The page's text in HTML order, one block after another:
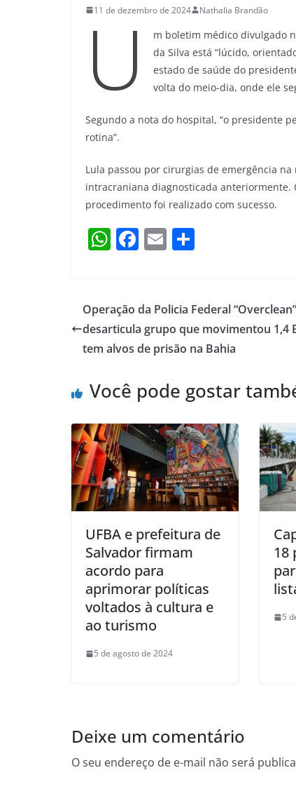
11 de dezembro de 2024 Nathalia Brandão
U
m boletim médico divulgado
da Silva está “lúcido,
estado de saúde do
volta do meio-dia, onde ele
Segundo a nota do hospital, “o presidente
rotina”.
Lula passou por cirurgias de emergência
intracraniana diagnosticada anteriormente.
procedimento foi realizado com sucesso.
W
s
A
p
F
e
b
o
k
E
l e
Operação da Policia Federal
desarticula grupo que movimentou 1,4
tem alvos de prisão na Bahia
Você pode gostar
UFBA e prefeitura de
Salvador firmam
acordo para
aprimorar políticas
voltados à cultura e
ao turismo
5 de agosto de 2024
18
5
Deixe um comentário
O seu endereço de e-mail não será